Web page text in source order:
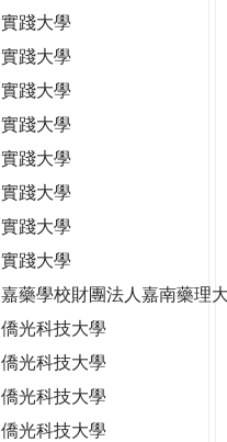
實踐大學
實踐大學
實踐大學
實踐大學
實踐大學
實踐大學
實踐大學
實踐大學
嘉藥學校財團法人嘉南藥理
僑光科技大學
僑光科技大學
僑光科技大學
僑光科技大學